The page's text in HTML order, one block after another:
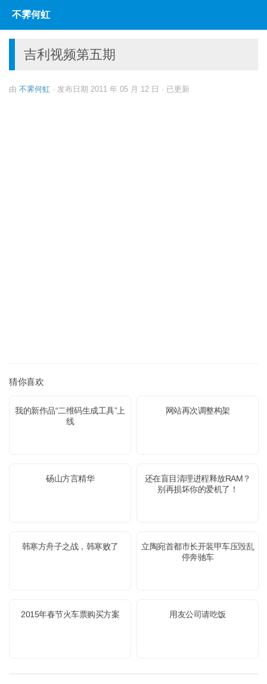
跳至内容
不霁何虹
吉利视频第五期
由 不霁何虹 · 发布日期 2011 年 05 月 12 日 · 已更新
猜你喜欢
我的新作品“二维码生成工具”上
线
网站再次调整构架
砀山方言精华
还在盲目清理进程释放RAM？
别再损坏你的爱机了！
韩寒方舟子之战，韩寒败了
立陶宛首都市长开装甲车压毁乱
停奔驰车
2015年春节火车票购买方案 用友公司请吃饭